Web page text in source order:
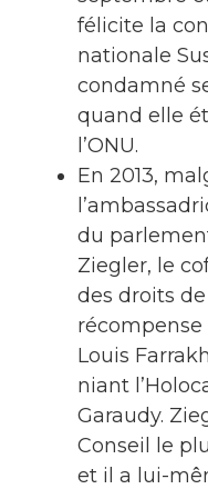
félicite la
nationale
condamné
quand elle
l’ONU.
En 2013,
du
Ziegler, le
des droits
récompense
Louis
niant
Garaudy.
Conseil le
et il a lui-